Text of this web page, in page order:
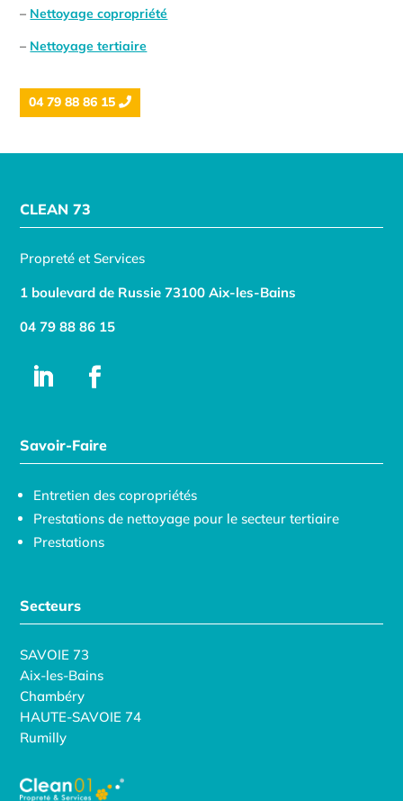
– Nettoyage copropriété
– Nettoyage tertiaire
04 79 88 86 15
CLEAN 73
Propreté et Services
1 boulevard de Russie 73100 Aix-les-Bains
04 79 88 86 15
Savoir-Faire
Entretien des copropriétés
Prestations de nettoyage pour le secteur tertiaire
Prestations
Secteurs
SAVOIE 73
Aix-les-Bains
Chambéry
HAUTE-SAVOIE 74
Rumilly